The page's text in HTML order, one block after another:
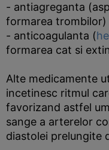
- antiagreganta
formarea trombilor)
- anticoagulanta (
formarea cat si
Alte medicamente
incetinesc ritmul
favorizand astfel
sange a arterelor
diastolei prelungite